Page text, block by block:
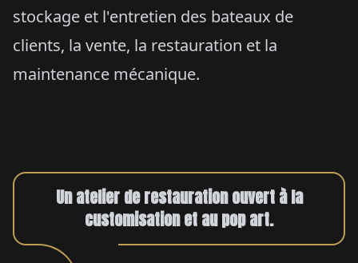
stockage et l'entretien des bateaux de
clients, la vente, la restauration et la
maintenance mécanique.
Un atelier de restauration ouvert à la
customisation et au pop art.